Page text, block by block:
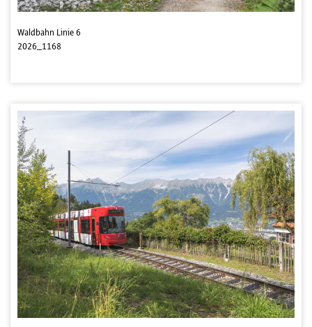
Waldbahn Linie 6
2026_1168